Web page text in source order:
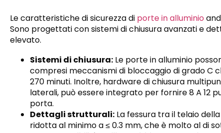
Le caratteristiche di sicurezza di porte in alluminio
Sono progettati con sistemi di chiusura avanzati e
elevato.
Sistemi di chiusura: Le porte in alluminio
compresi meccanismi di bloccaggio di grado C
270 minuti. Inoltre, hardware di chiusura
laterali, può essere integrato per fornire 8 A 12
porta.
Dettagli strutturali: La fessura tra il telaio
ridotta al minimo a ≤ 0.3 mm, che è molto al di